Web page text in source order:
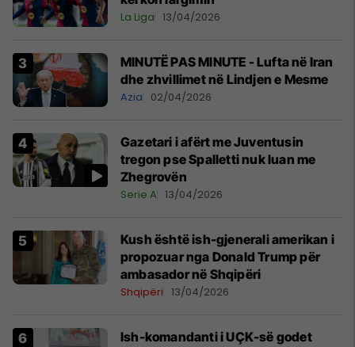
La Liga 13/04/2026
MINUTË PAS MINUTE - Lufta në Iran
dhe zhvillimet në Lindjen e Mesme
Azia 02/04/2026
Gazetari i afërt me Juventusin
tregon pse Spalletti nuk luan me
Zhegrovën
Serie A 13/04/2026
Kush është ish-gjenerali amerikan i
propozuar nga Donald Trump për
ambasador në Shqipëri
Shqipëri 13/04/2026
Ish-komandanti i UÇK-së godet